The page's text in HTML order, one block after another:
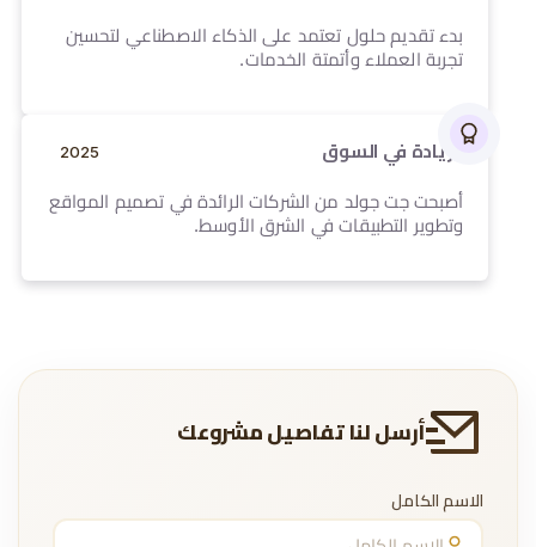
بدء تقديم حلول تعتمد على الذكاء الاصطناعي لتحسين
تجربة العملاء وأتمتة الخدمات.
الريادة في السوق 2025
أصبحت جت جولد من الشركات الرائدة في تصميم المواقع
وتطوير التطبيقات في الشرق الأوسط.
2025
أرسل لنا تفاصيل مشروعك
الاسم الكامل